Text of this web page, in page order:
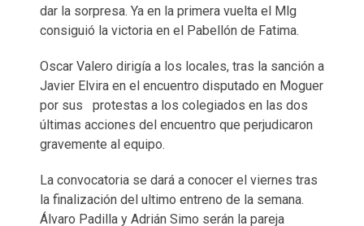
dar la sorpresa. Ya en la primera vuelta el Mlg
consiguió la victoria en el Pabellón de Fatima.
Oscar Valero dirigía a los locales, tras la sanción a
Javier Elvira en el encuentro disputado en Moguer
por sus protestas a los colegiados en las dos
últimas acciones del encuentro que perjudicaron
gravemente al equipo.
La convocatoria se dará a conocer el viernes tras
la finalización del ultimo entreno de la semana.
Álvaro Padilla y Adrián Simo serán la pareja